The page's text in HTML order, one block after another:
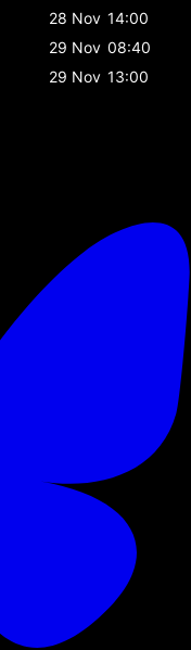
28 Nov 14:00
29 Nov 08:40
29 Nov 13:00